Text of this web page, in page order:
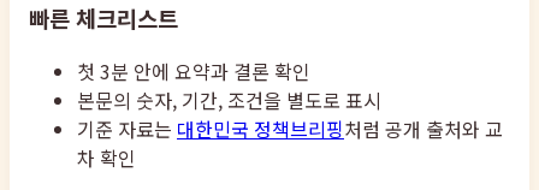
빠른 체크리스트
첫 3분 안에 요약과 결론 확인
본문의 숫자, 기간, 조건을 별도로 표시
기준 자료는 대한민국 정책브리핑처럼 공개 출처와 교
차 확인